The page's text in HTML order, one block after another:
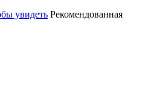
увидеть Рекомендованная